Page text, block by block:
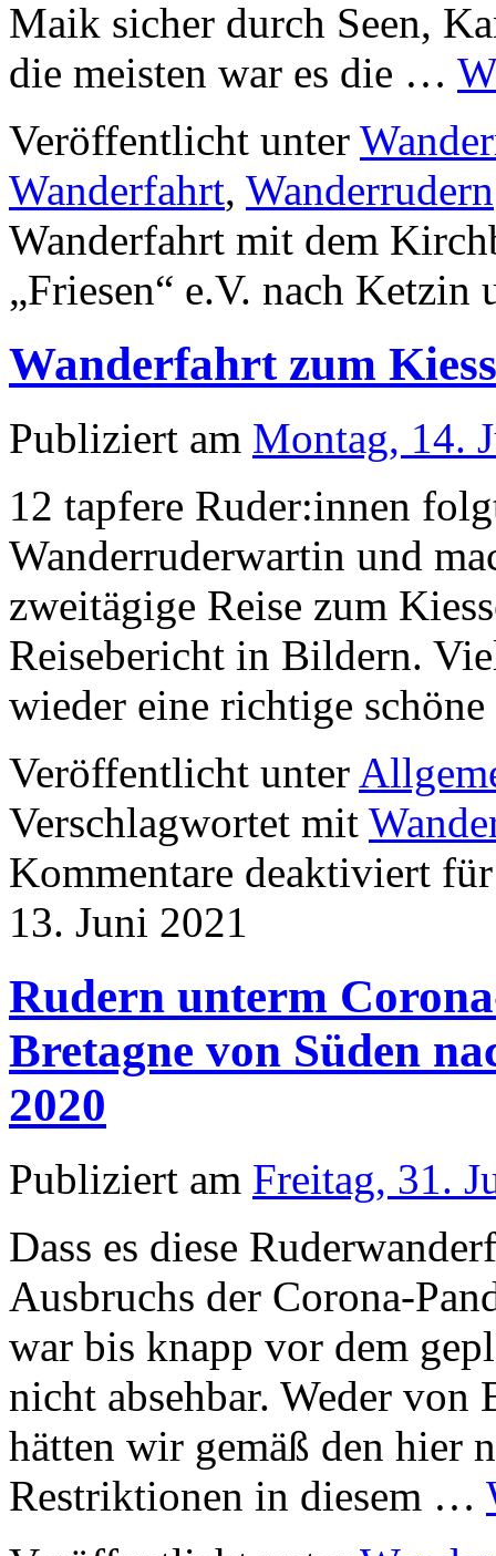
Maik sicher durch Seen,
die meisten war es die …
Veröffentlicht unter
Wanderfahrt, Wanderrudern
Wanderfahrt mit dem
„Friesen“ e.V. nach Ketzin
Wanderfahrt zum
Publiziert am Montag, 14.
12 tapfere Ruder:innen
Wanderruderwartin und
zweitägige Reise zum
Reisebericht in Bildern.
wieder eine richtige
Veröffentlicht unter
Verschlagwortet mit
Kommentare deaktiviert
13. Juni 2021
Rudern unterm
Bretagne von Süden
2020
Publiziert am Freitag, 31.
Dass es diese
Ausbruchs der Corona-
war bis knapp vor dem
nicht absehbar. Weder
hätten wir gemäß den hier
Restriktionen in diesem …